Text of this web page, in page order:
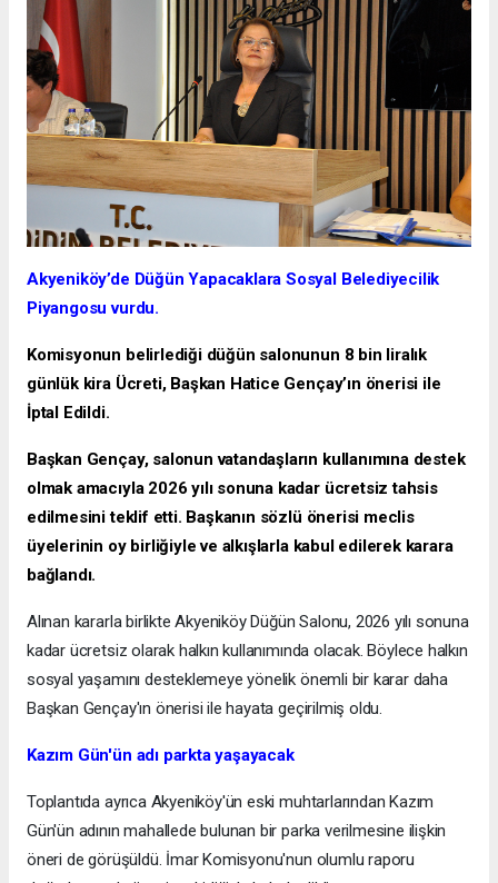
Akyeniköy’de Düğün Yapacaklara Sosyal Belediyecilik
Piyangosu vurdu.
Komisyonun belirlediği düğün salonunun 8 bin liralık
günlük kira Ücreti, Başkan Hatice Gençay’ın önerisi ile
İptal Edildi.
Başkan Gençay, salonun vatandaşların kullanımına destek
olmak amacıyla 2026 yılı sonuna kadar ücretsiz tahsis
edilmesini teklif etti. Başkanın sözlü önerisi meclis
üyelerinin oy birliğiyle ve alkışlarla kabul edilerek karara
bağlandı.
Alınan kararla birlikte Akyeniköy Düğün Salonu, 2026 yılı sonuna
kadar ücretsiz olarak halkın kullanımında olacak. Böylece halkın
sosyal yaşamını desteklemeye yönelik önemli bir karar daha
Başkan Gençay'ın önerisi ile hayata geçirilmiş oldu.
Kazım Gün'ün adı parkta yaşayacak
Toplantıda ayrıca Akyeniköy'ün eski muhtarlarından Kazım
Gün'ün adının mahallede bulunan bir parka verilmesine ilişkin
öneri de görüşüldü. İmar Komisyonu'nun olumlu raporu